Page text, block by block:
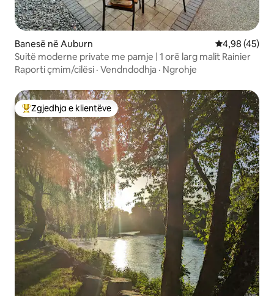
Banesë në Auburn Vlerësimi
4,98 (45)
Suitë moderne private me pamje | 1 orë larg malit Rainier
Raporti çmim/cilësi · Vendndodhja · Ngrohje
Më të mirat e zgjedhjeve të klientëve
Zgjedhja e klientëve